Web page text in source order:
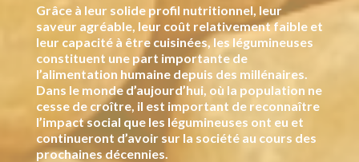
Grâce à leur solide profil nutritionnel, leur
saveur agréable, leur coût relativement faible et
leur capacité à être cuisinées, les légumineuses
constituent une part importante de
l’alimentation humaine depuis des millénaires.
Dans le monde d’aujourd’hui, où la population ne
cesse de croître, il est important de reconnaître
l’impact social que les légumineuses ont eu et
continueront d’avoir sur la société au cours des
prochaines décennies.